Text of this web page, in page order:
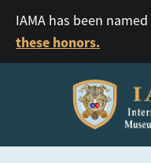
IAMA has been named
these honors.